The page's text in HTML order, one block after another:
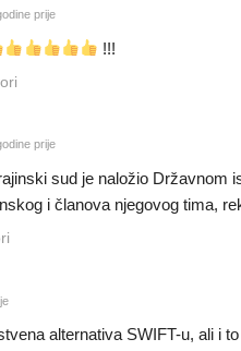
prije
!!!
prije
sud je naložio Državnom
i članova njegovog tima,
alternativa SWIFT-u, ali i